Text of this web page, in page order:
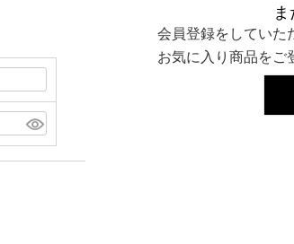
会員登録をしていた
お気に入り商品をご